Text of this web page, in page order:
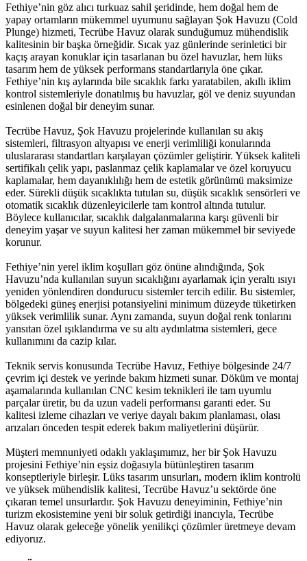
Fethiye’nin göz alıcı turkuaz sahil şeridinde, hem doğal hem de
yapay ortamların mükemmel uyumunu sağlayan Şok Havuzu (Cold
Plunge) hizmeti, Tecrübe Havuz olarak sunduğumuz mühendislik
kalitesinin bir başka örneğidir. Sıcak yaz günlerinde serinletici bir
kaçış arayan konuklar için tasarlanan bu özel havuzlar, hem lüks
tasarım hem de yüksek performans standartlarıyla öne çıkar.
Fethiye’nin kış aylarında bile sıcaklık farkı yaratabilen, akıllı iklim
kontrol sistemleriyle donatılmış bu havuzlar, göl ve deniz suyundan
esinlenen doğal bir deneyim sunar.
Tecrübe Havuz, Şok Havuzu projelerinde kullanılan su akış
sistemleri, filtrasyon altyapısı ve enerji verimliliği konularında
uluslararası standartları karşılayan çözümler geliştirir. Yüksek kaliteli
sertifikalı çelik yapı, paslanmaz çelik kaplamalar ve özel koruyucu
kaplamalar, hem dayanıklılığı hem de estetik görünümü maksimize
eder. Sürekli düşük sıcaklıkta tutulan su, düşük sıcaklık sensörleri ve
otomatik sıcaklık düzenleyicilerle tam kontrol altında tutulur.
Böylece kullanıcılar, sıcaklık dalgalanmalarına karşı güvenli bir
deneyim yaşar ve suyun kalitesi her zaman mükemmel bir seviyede
korunur.
Fethiye’nin yerel iklim koşulları göz önüne alındığında, Şok
Havuzu’nda kullanılan suyun sıcaklığını ayarlamak için yeraltı ısıyı
yeniden yönlendiren dondurucu sistemler tercih edilir. Bu sistemler,
bölgedeki güneş enerjisi potansiyelini minimum düzeyde tüketirken
yüksek verimlilik sunar. Aynı zamanda, suyun doğal renk tonlarını
yansıtan özel ışıklandırma ve su altı aydınlatma sistemleri, gece
kullanımını da cazip kılar.
Teknik servis konusunda Tecrübe Havuz, Fethiye bölgesinde 24/7
çevrim içi destek ve yerinde bakım hizmeti sunar. Döküm ve montaj
aşamalarında kullanılan CNC kesim teknikleri ile tam uyumlu
parçalar üretir, bu da uzun vadeli performansı garanti eder. Su
kalitesi izleme cihazları ve veriye dayalı bakım planlaması, olası
arızaları önceden tespit ederek bakım maliyetlerini düşürür.
Müşteri memnuniyeti odaklı yaklaşımımız, her bir Şok Havuzu
projesini Fethiye’nin eşsiz doğasıyla bütünleştiren tasarım
konseptleriyle birleşir. Lüks tasarım unsurları, modern iklim kontrolü
ve yüksek mühendislik kalitesi, Tecrübe Havuz’u sektörde öne
çıkaran temel unsurlardır. Şok Havuzu deneyiminin, Fethiye’nin
turizm ekosistemine yeni bir soluk getirdiği inancıyla, Tecrübe
Havuz olarak geleceğe yönelik yenilikçi çözümler üretmeye devam
ediyoruz.